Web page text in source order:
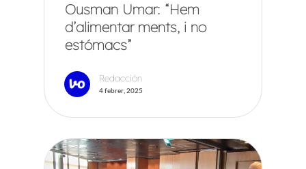
Ousman Umar: “Hem
d’alimentar ments, i no
estómacs”
Redacción
4 febrer, 2025